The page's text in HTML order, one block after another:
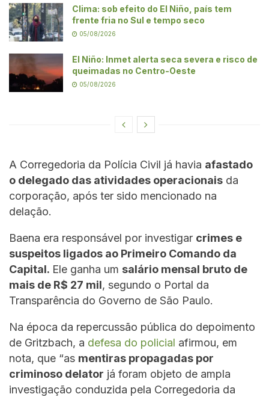
Clima: sob efeito do El Niño, país tem
frente fria no Sul e tempo seco
05/08/2026
El Niño: Inmet alerta seca severa e risco de
queimadas no Centro-Oeste
05/08/2026
A Corregedoria da Polícia Civil já havia afastado
o delegado das atividades operacionais da
corporação, após ter sido mencionado na
delação.
Baena era responsável por investigar crimes e
suspeitos ligados ao Primeiro Comando da
Capital. Ele ganha um salário mensal bruto de
mais de R$ 27 mil, segundo o Portal da
Transparência do Governo de São Paulo.
Na época da repercussão pública do depoimento
de Gritzbach, a defesa do policial afirmou, em
nota, que “as mentiras propagadas por
criminoso delator já foram objeto de ampla
investigação conduzida pela Corregedoria da